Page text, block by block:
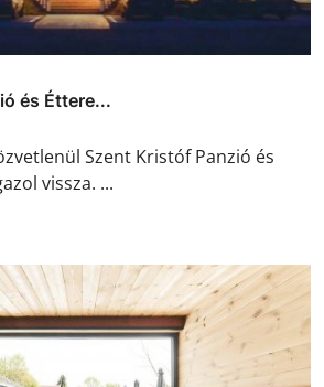
és Éttere...
Szent Kristóf Panzió és
vissza. ...